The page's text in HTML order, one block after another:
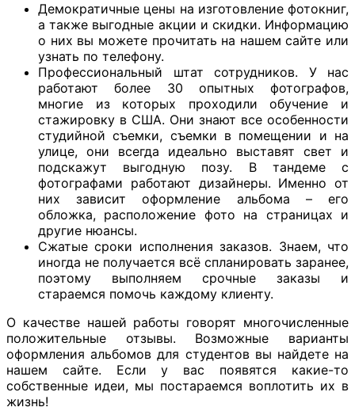
Демократичные цены на изготовление фотокниг,
а также выгодные акции и скидки. Информацию
о них вы можете прочитать на нашем сайте или
узнать по телефону.
Профессиональный штат сотрудников. У нас
работают более 30 опытных фотографов,
многие из которых проходили обучение и
стажировку в США. Они знают все особенности
студийной съемки, съемки в помещении и на
улице, они всегда идеально выставят свет и
подскажут выгодную позу. В тандеме с
фотографами работают дизайнеры. Именно от
них зависит оформление альбома – его
обложка, расположение фото на страницах и
другие нюансы.
Сжатые сроки исполнения заказов. Знаем, что
иногда не получается всё спланировать заранее,
поэтому выполняем срочные заказы и
стараемся помочь каждому клиенту.
О качестве нашей работы говорят многочисленные
положительные отзывы. Возможные варианты
оформления альбомов для студентов вы найдете на
нашем сайте. Если у вас появятся какие-то
собственные идеи, мы постараемся воплотить их в
жизнь!